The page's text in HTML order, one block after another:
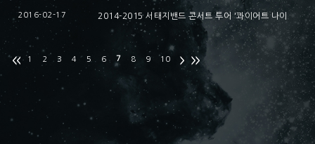
2016-02-17
2014-2015 서태지밴드 콘서트 투어 '콰이어트 나이
트'의 블루레이/디비디 발매 공지
1 2 3 4 5 6 7 8 9 10